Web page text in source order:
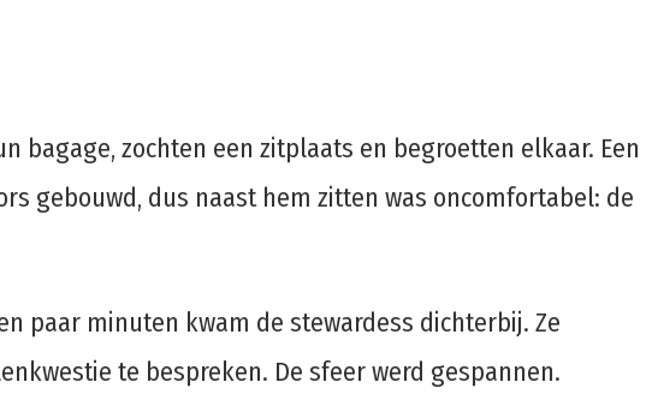
bagage, zochten een zitplaats en begroetten elkaar. Een
gebouwd, dus naast hem zitten was oncomfortabel: de
paar minuten kwam de stewardess dichterbij. Ze
te bespreken. De sfeer werd gespannen.